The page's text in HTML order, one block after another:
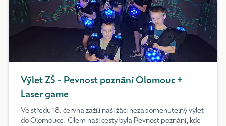
Výlet ZŠ - Pevnost poznání Olomouc +
Laser game
Ve středu 18. června zažili naši žáci nezapomenutelný výlet
do Olomouce. Cílem naší cesty byla Pevnost poznání, kde